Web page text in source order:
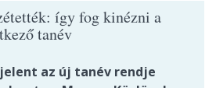
így fog kinézni a
tanév
az új tanév rendje